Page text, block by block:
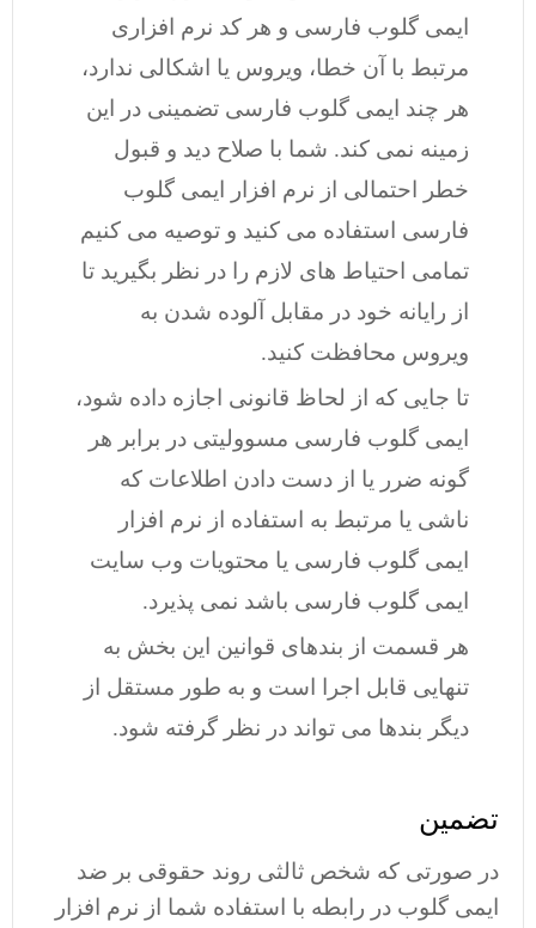
ایمی گلوب فارسی و هر کد نرم افزاری
مرتبط با آن خطا، ویروس یا اشکالی ندارد،
هر چند ایمی گلوب فارسی تضمینی در این
زمینه نمی کند. شما با صلاح دید و قبول
خطر احتمالی از نرم افزار ایمی گلوب
فارسی استفاده می کنید و توصیه می کنیم
تمامی احتیاط های لازم را در نظر بگیرید تا
از رایانه خود در مقابل آلوده شدن به
ویروس محافظت کنید.
تا جایی که از لحاظ قانونی اجازه داده شود،
ایمی گلوب فارسی مسوولیتی در برابر هر
گونه ضرر یا از دست دادن اطلاعات که
ناشی یا مرتبط به استفاده از نرم افزار
ایمی گلوب فارسی یا محتویات وب سایت
ایمی گلوب فارسی باشد نمی پذیرد.
هر قسمت از بندهای قوانین این بخش به
تنهایی قابل اجرا است و به طور مستقل از
دیگر بندها می تواند در نظر گرفته شود.
تضمین
در صورتی که شخص ثالثی روند حقوقی بر ضد
ایمی گلوب در رابطه با استفاده شما از نرم افزار